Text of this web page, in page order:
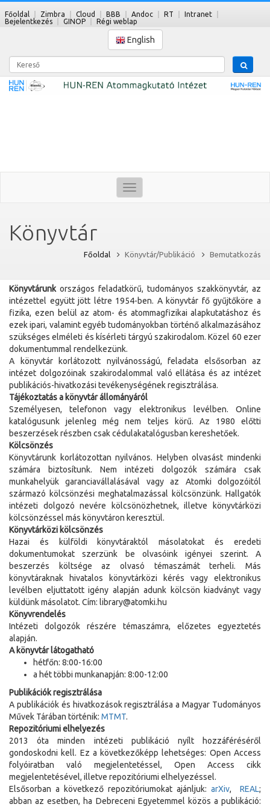
Főoldal Zimbra Cloud BBB Andoc RT
Intranet
Bejelentkezés
GINOP Régi weblap
English
Kereső
Toggle
navigation
Könyvtár
Főoldal Könyvtár/Publikáció Bemutatkozás
Könyvtárunk országos feladatkörű, tudományos szakkönyvtár, az
intézettel együtt jött létre 1954-ben. A könyvtár fő gyűjtőköre a
fizika, ezen belül az atom- és atommagfizikai alapkutatáshoz és
ezek ipari, valamint egyéb tudományokban történő alkalmazásához
szükséges elméleti és kísérleti tárgyú szakirodalom. Közel 60 ezer
dokumentummal rendelkezünk.
A könyvtár korlátozott nyilvánosságú, feladata elsősorban az
intézet dolgozóinak szakirodalommal való ellátása és az intézet
publikációs-hivatkozási tevékenységének regisztrálása.
Tájékoztatás a könyvtár állományáról
Személyesen, telefonon vagy elektronikus levélben. Online
katalógusunk jelenleg még nem teljes körű. Az 1980 előtti
beszerzések részben csak cédulakatalógusban kereshetőek.
Kölcsönzés
Könyvtárunk korlátozottan nyilvános. Helyben olvasást mindenki
számára biztosítunk. Nem intézeti dolgozók számára csak
munkahelyük garanciavállalásával vagy az Atomki dolgozóitól
származó kölcsönzési meghatalmazással kölcsönzünk. Hallgatók
intézeti dolgozó nevére kölcsönözhetnek, illetve könyvtárközi
kölcsönzéssel más könyvtáron keresztül.
Könyvtárközi kölcsönzés
Hazai és külföldi könyvtáraktól másolatokat és eredeti
dokumentumokat szerzünk be olvasóink igényei szerint. A
beszerzés költsége az olvasó témaszámát terheli. Más
könyvtáraknak hivatalos könyvtárközi kérés vagy elektronikus
levélben eljuttatott igény alapján adunk kölcsön kiadványt vagy
küldünk másolatot. Cím: library@atomki.hu
Könyvrendelés
Intézeti dolgozók részére témaszámra, előzetes egyeztetés
alapján.
A könyvtár látogatható
hétfőn: 8:00-16:00
a hét többi munkanapján: 8:00-12:00
Publikációk regisztrálása
A publikációk és hivatkozások regisztrálása a Magyar Tudományos
Művek Tárában történik: MTMT.
Repozitóriumi elhelyezés
2013 óta minden intézeti publikáció nyílt hozzáféréséről
gondoskodni kell. Ez a következőképp lehetséges: Open Access
folyóiratban való megjelentetéssel, Open Access cikk
megjelentetésével, illetve repozitóriumi elhelyezéssel.
Elsősorban a következő repozitóriumokat ajánljuk: arXiv, REAL;
abban az esetben, ha Debreceni Egyetemmel közös a publikáció: